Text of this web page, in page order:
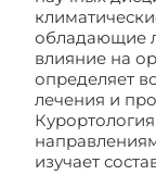
обладающие
влияние на
определяет
лечения и
изучает